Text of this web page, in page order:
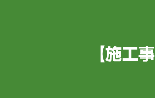
【施工